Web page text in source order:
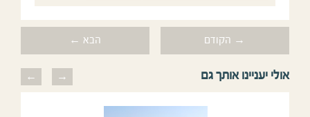
→ הקודם הבא ←
אולי יעניינו אותך גם previous next